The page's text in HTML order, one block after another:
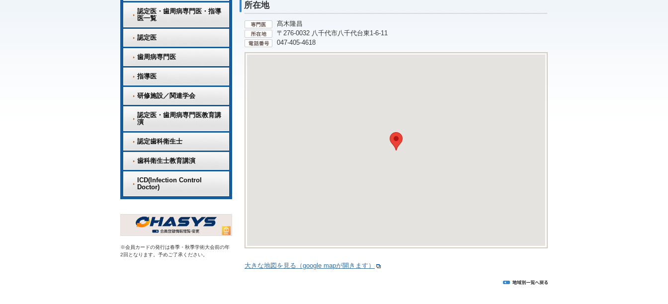
所在地
髙木隆昌
〒276-0032 八千代市八千代台東1-6-11
047-405-4618
大きな地図を見る（google mapが開きます）
認定医・歯周病専門医・指導
医一覧
認定医
歯周病専門医
指導医
研修施設／関連学会
認定医・歯周病専門医教育講
演
認定歯科衛生士
歯科衛生士教育講演
ICD(Infection Control
Doctor)
※会員カードの発行は春季・秋季学術大会前の年
2回となります。予めご了承ください。